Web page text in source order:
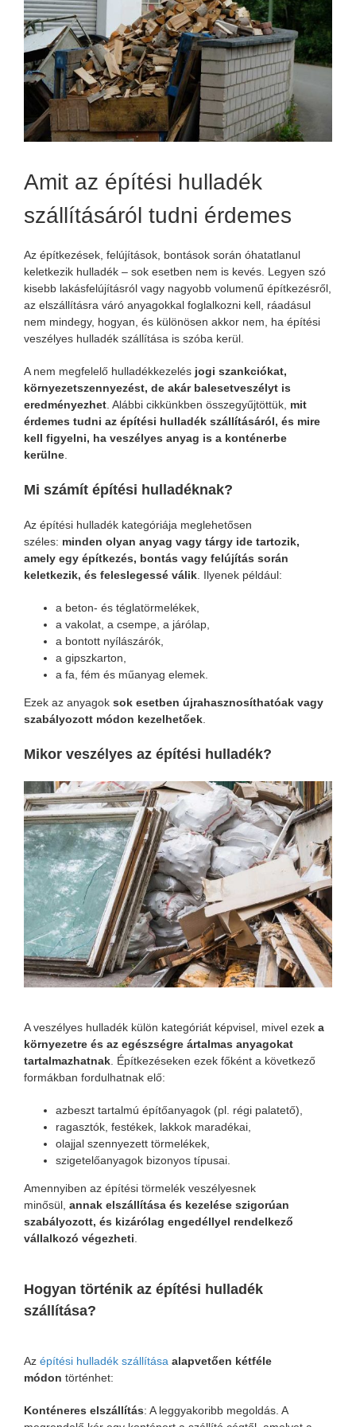
Amit az építési hulladék
szállításáról tudni érdemes
Az építkezések, felújítások, bontások során óhatatlanul
keletkezik hulladék – sok esetben nem is kevés. Legyen szó
kisebb lakásfelújításról vagy nagyobb volumenű építkezésről,
az elszállításra váró anyagokkal foglalkozni kell, ráadásul
nem mindegy, hogyan, és különösen akkor nem, ha építési
veszélyes hulladék szállítása is szóba kerül.
A nem megfelelő hulladékkezelés jogi szankciókat,
környezetszennyezést, de akár balesetveszélyt is
eredményezhet. Alábbi cikkünkben összegyűjtöttük, mit
érdemes tudni az építési hulladék szállításáról, és mire
kell figyelni, ha veszélyes anyag is a konténerbe
kerülne.
Mi számít építési hulladéknak?
Az építési hulladék kategóriája meglehetősen
széles: minden olyan anyag vagy tárgy ide tartozik,
amely egy építkezés, bontás vagy felújítás során
keletkezik, és feleslegessé válik. Ilyenek például:
a beton- és téglatörmelékek,
a vakolat, a csempe, a járólap,
a bontott nyílászárók,
a gipszkarton,
a fa, fém és műanyag elemek.
Ezek az anyagok sok esetben újrahasznosíthatóak vagy
szabályozott módon kezelhetőek.
Mikor veszélyes az építési hulladék?
A veszélyes hulladék külön kategóriát képvisel, mivel ezek a
környezetre és az egészségre ártalmas anyagokat
tartalmazhatnak. Építkezéseken ezek főként a következő
formákban fordulhatnak elő:
azbeszt tartalmú építőanyagok (pl. régi palatető),
ragasztók, festékek, lakkok maradékai,
olajjal szennyezett törmelékek,
szigetelőanyagok bizonyos típusai.
Amennyiben az építési törmelék veszélyesnek
minősül, annak elszállítása és kezelése szigorúan
szabályozott, és kizárólag engedéllyel rendelkező
vállalkozó végezheti
Hogyan történik az építési hulladék
szállítása?
Az építési hulladék szállítása alapvetően kétféle
módon történhet:
Konténeres elszállítás: A leggyakoribb megoldás. A